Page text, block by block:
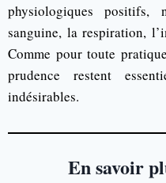
physiologiques positifs,
sanguine, la respiration,
Comme pour toute
prudence restent
indésirables.
En savoir